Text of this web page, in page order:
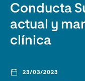
Conducta
actual y
clínica
23/03/2023